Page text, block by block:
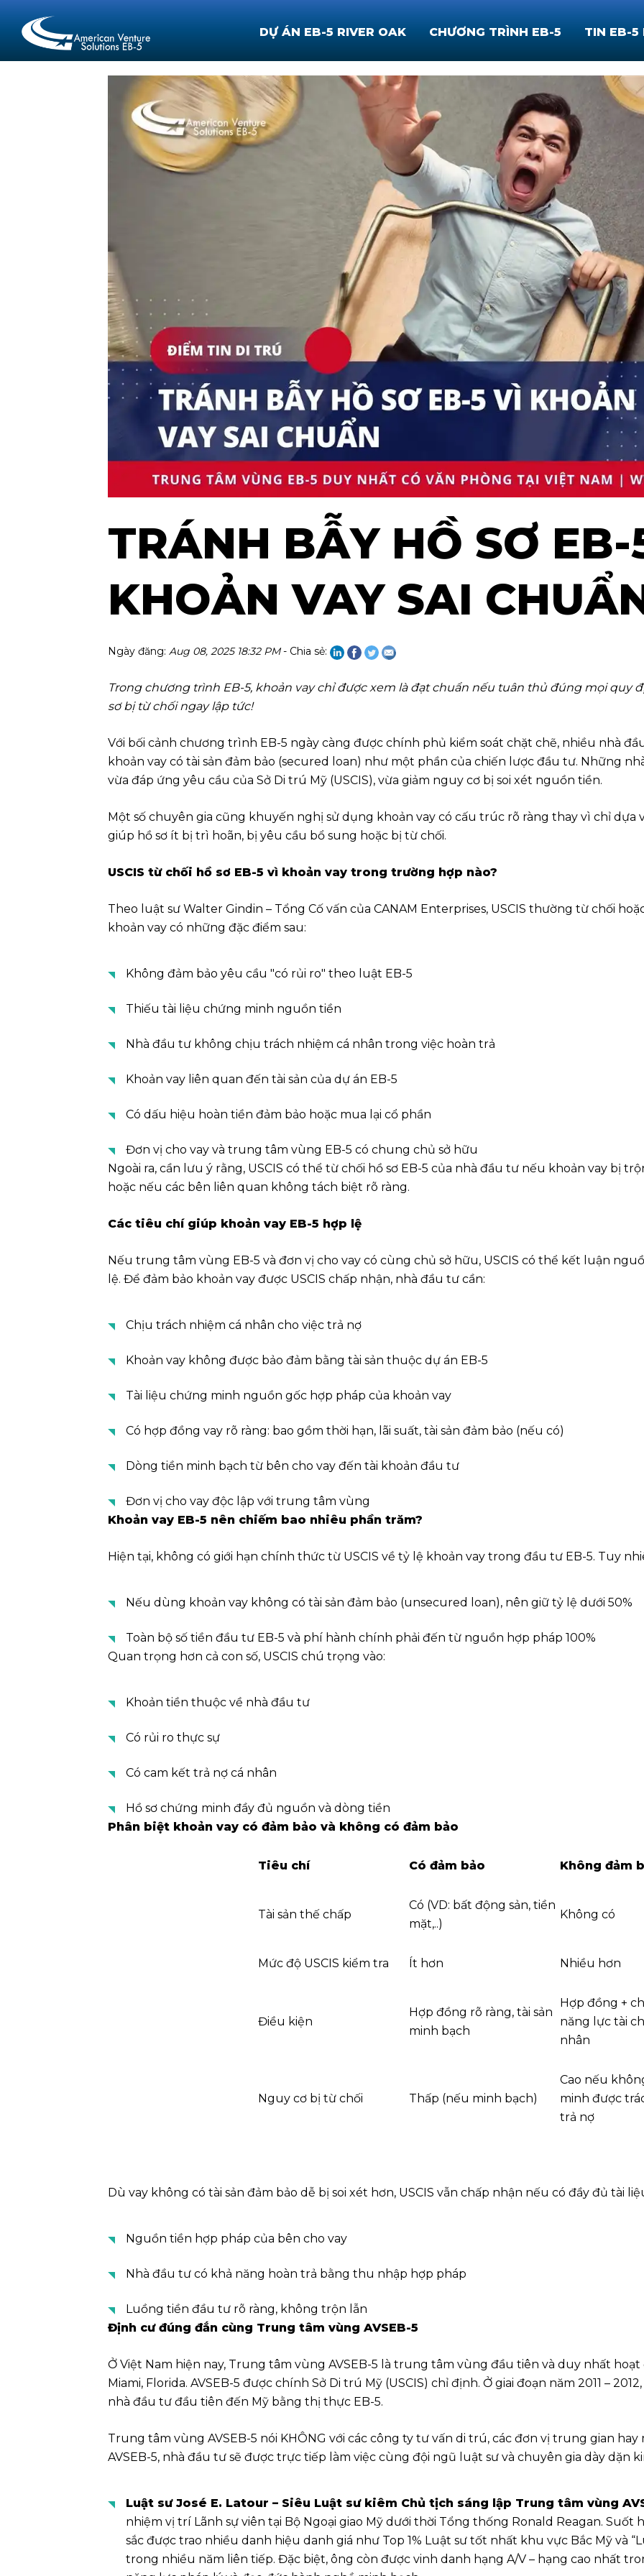
DỰ ÁN EB-5 RIVER OAK CHƯƠNG TRÌNH EB-5 TIN EB-5
TRÁNH BẪY HỒ SƠ
KHOẢN VAY SAI
Ngày đăng: Aug 08, 2025 18:32 PM- Chia sẻ:
Trong chương trình EB-5, khoản vay chỉ được xem là đạt chuẩn nếu tuân thủ đúng mọi quy
sơ bị từ chối ngay lập tức!
Với bối cảnh chương trình EB-5 ngày càng được chính phủ kiểm soát chặt chẽ, nhiều nhà
khoản vay có tài sản đảm bảo (secured loan) như một phần của chiến lược đầu tư. Những
vừa đáp ứng yêu cầu của Sở Di trú Mỹ (USCIS), vừa giảm nguy cơ bị soi xét nguồn tiền.
Một số chuyên gia cũng khuyến nghị sử dụng khoản vay có cấu trúc rõ ràng thay vì chỉ dựa
giúp hồ sơ ít bị trì hoãn, bị yêu cầu bổ sung hoặc bị từ chối.
USCIS từ chối hồ sơ EB-5 vì khoản vay trong trường hợp nào?
Theo luật sư Walter Gindin – Tổng Cố vấn của CANAM Enterprises, USCIS thường từ chối
khoản vay có những đặc điểm sau:
Không đảm bảo yêu cầu "có rủi ro" theo luật EB-5
Thiếu tài liệu chứng minh nguồn tiền
Nhà đầu tư không chịu trách nhiệm cá nhân trong việc hoàn trả
Khoản vay liên quan đến tài sản của dự án EB-5
Có dấu hiệu hoàn tiền đảm bảo hoặc mua lại cổ phần
Đơn vị cho vay và trung tâm vùng EB-5 có chung chủ sở hữu
Ngoài ra, cần lưu ý rằng, USCIS có thể từ chối hồ sơ EB-5 của nhà đầu tư nếu khoản vay bị
hoặc nếu các bên liên quan không tách biệt rõ ràng.
Các tiêu chí giúp khoản vay EB-5 hợp lệ
Nếu trung tâm vùng EB-5 và đơn vị cho vay có cùng chủ sở hữu, USCIS có thể kết luận
lệ. Để đảm bảo khoản vay được USCIS chấp nhận, nhà đầu tư cần:
Chịu trách nhiệm cá nhân cho việc trả nợ
Khoản vay không được bảo đảm bằng tài sản thuộc dự án EB-5
Tài liệu chứng minh nguồn gốc hợp pháp của khoản vay
Có hợp đồng vay rõ ràng: bao gồm thời hạn, lãi suất, tài sản đảm bảo (nếu có)
Dòng tiền minh bạch từ bên cho vay đến tài khoản đầu tư
Đơn vị cho vay độc lập với trung tâm vùng
Khoản vay EB-5 nên chiếm bao nhiêu phần trăm?
Hiện tại, không có giới hạn chính thức từ USCIS về tỷ lệ khoản vay trong đầu tư EB-5. Tuy
Nếu dùng khoản vay không có tài sản đảm bảo (unsecured loan), nên giữ tỷ lệ dưới 50%
Toàn bộ số tiền đầu tư EB-5 và phí hành chính phải đến từ nguồn hợp pháp 100%
Quan trọng hơn cả con số, USCIS chú trọng vào:
Khoản tiền thuộc về nhà đầu tư
Có rủi ro thực sự
Có cam kết trả nợ cá nhân
Hồ sơ chứng minh đầy đủ nguồn và dòng tiền
Phân biệt khoản vay có đảm bảo và không có đảm bảo
Tiêu chí Có đảm bảo Không đảm
Tài sản thế chấp
Có (VD: bất động sản, tiền
mặt,..)
Không có
Mức độ USCIS kiểm tra Ít hơn Nhiều hơn
Điều kiện
Hợp đồng rõ ràng, tài sản
minh bạch
Hợp đồng +
năng lực tài
nhân
Nguy cơ bị từ chối Thấp (nếu minh bạch)
Cao nếu
minh được
trả nợ
Dù vay không có tài sản đảm bảo dễ bị soi xét hơn, USCIS vẫn chấp nhận nếu có đầy đủ tài
Nguồn tiền hợp pháp của bên cho vay
Nhà đầu tư có khả năng hoàn trả bằng thu nhập hợp pháp
Luồng tiền đầu tư rõ ràng, không trộn lẫn
Định cư đúng đắn cùng Trung tâm vùng AVSEB-5
Ở Việt Nam hiện nay, Trung tâm vùng AVSEB-5 là trung tâm vùng đầu tiên và duy nhất
Miami, Florida. AVSEB-5 được chính Sở Di trú Mỹ (USCIS) chỉ định. Ở giai đoạn năm 2011 –
nhà đầu tư đầu tiên đến Mỹ bằng thị thực EB-5.
Trung tâm vùng AVSEB-5 nói KHÔNG với các công ty tư vấn di trú, các đơn vị trung gian
AVSEB-5, nhà đầu tư sẽ được trực tiếp làm việc cùng đội ngũ luật sư và chuyên gia dày dặn
Luật sư José E. Latour – Siêu Luật sư kiêm Chủ tịch sáng lập Trung tâm vùng
nhiệm vị trí Lãnh sự viên tại Bộ Ngoại giao Mỹ dưới thời Tổng thống Ronald Reagan. Suốt
sắc được trao nhiều danh hiệu danh giá như Top 1% Luật sư tốt nhất khu vực Bắc Mỹ và
trong nhiều năm liên tiếp. Đặc biệt, ông còn được vinh danh hạng A/V – hạng cao nhất